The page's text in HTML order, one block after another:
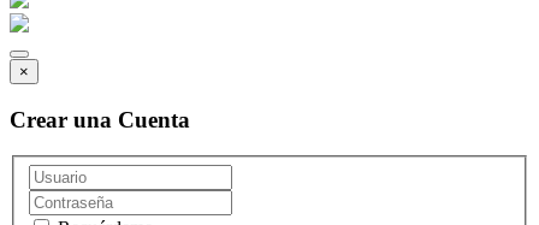
×
Crear una Cuenta